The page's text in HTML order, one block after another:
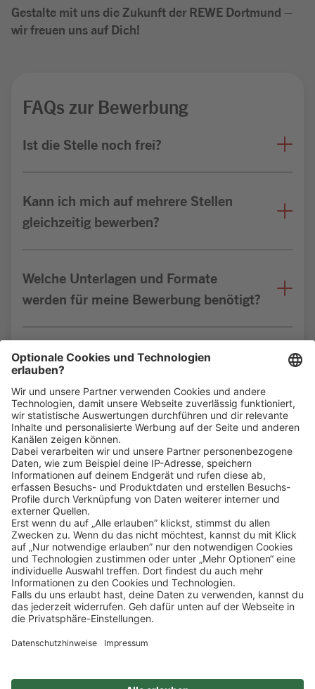
Gestalte mit uns die Zukunft der REWE Dortmund –
wir freuen uns auf Dich!
FAQs zur Bewerbung
Ist die Stelle noch frei?
Kann ich mich auf mehrere Stellen
gleichzeitig bewerben?
Welche Unterlagen und Formate
werden für meine Bewerbung benötigt?
Bin ich für die Stelle geeignet?
Klickehier, um alle offenen Jobs zu sehen.
Impressum Datenschutz
Privatsphäre-Einstellungen
FAQ
Veranstaltungen
Sitemap